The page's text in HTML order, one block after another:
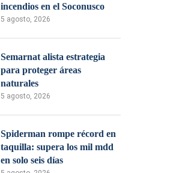
incendios en el Soconusco
5 agosto, 2026
Semarnat alista estrategia
para proteger áreas
naturales
5 agosto, 2026
Spiderman rompe récord en
taquilla: supera los mil mdd
en solo seis días